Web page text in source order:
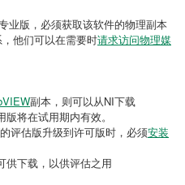
业版，必须获取该软件的物理副本
他们可以在需要时请求访问物理媒
副本，则可以从NI下载
版将在试用期内有效。
评估版升级到许可版时，必须安装
供下载，以供评估之用